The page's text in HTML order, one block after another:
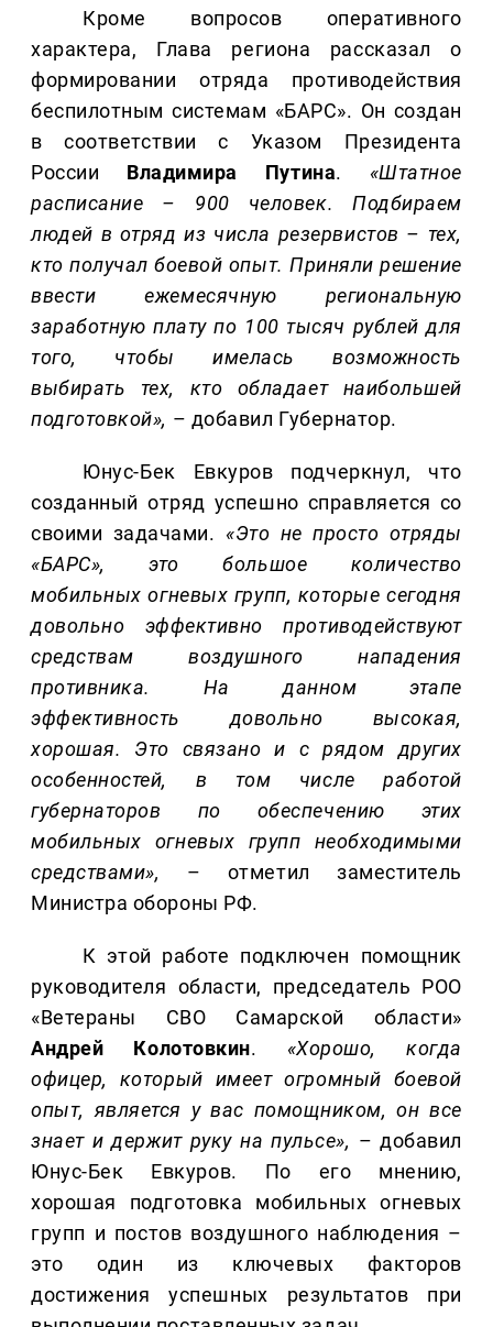
Кроме вопросов оперативного
характера, Глава региона рассказал о
формировании отряда противодействия
беспилотным системам «БАРС». Он создан
в соответствии с Указом Президента
России Владимира Путина. «Штатное
расписание – 900 человек. Подбираем
людей в отряд из числа резервистов – тех,
кто получал боевой опыт. Приняли решение
ввести ежемесячную региональную
заработную плату по 100 тысяч рублей для
того, чтобы имелась возможность
выбирать тех, кто обладает наибольшей
подготовкой», – добавил Губернатор.
Юнус-Бек Евкуров подчеркнул, что
созданный отряд успешно справляется со
своими задачами. «Это не просто отряды
«БАРС», это большое количество
мобильных огневых групп, которые сегодня
довольно эффективно противодействуют
средствам воздушного нападения
противника. На данном этапе
эффективность довольно высокая,
хорошая. Это связано и с рядом других
особенностей, в том числе работой
губернаторов по обеспечению этих
мобильных огневых групп необходимыми
средствами»,
– отметил заместитель
Министра обороны РФ.
К этой работе подключен помощник
руководителя области, председатель РОО
«Ветераны СВО Самарской области»
Андрей Колотовкин. «Хорошо, когда
офицер, который имеет огромный боевой
опыт, является у вас помощником, он все
знает и держит руку на пульсе», – добавил
Юнус-Бек Евкуров. По его мнению,
хорошая подготовка мобильных огневых
групп и постов воздушного наблюдения –
это один из ключевых факторов
достижения успешных результатов при